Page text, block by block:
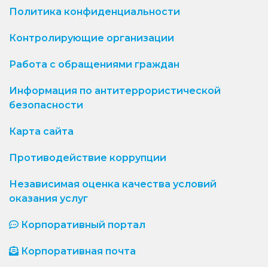
Политика конфиденциальности
Контролирующие организации
Работа с обращениями граждан
Информация по антитеррористической
безопасности
Карта сайта
Противодействие коррупции
Независимая оценка качества условий
оказания услуг
Корпоративный портал
Корпоративная почта